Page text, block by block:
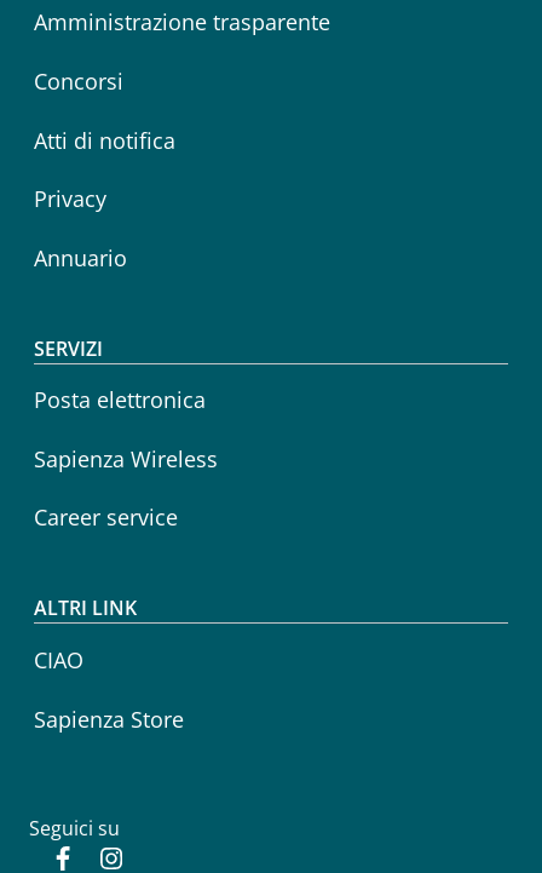
Amministrazione trasparente
Concorsi
Atti di notifica
Privacy
Annuario
SERVIZI
Posta elettronica
Sapienza Wireless
Career service
ALTRI LINK
CIAO
Sapienza Store
Seguici su
Facebook